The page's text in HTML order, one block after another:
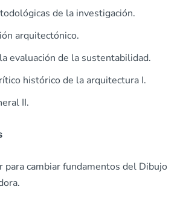
de la investigación.
arquitectónico.
evaluación de la sustentabilidad.
histórico de la arquitectura I.
II.
para cambiar fundamentos del Dibujo